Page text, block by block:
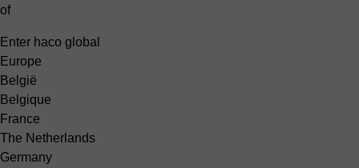
of
Enter haco global
Europe
België
Belgique
France
The Netherlands
Germany